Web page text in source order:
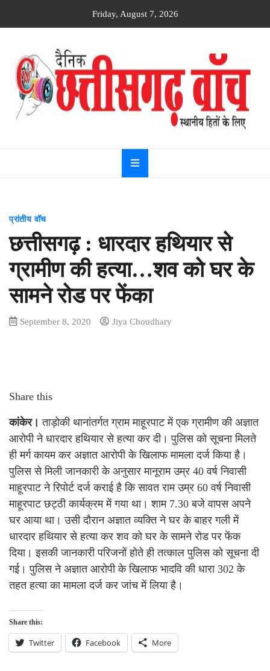
Friday, August 7, 2026
Dainik
Chhattisgarh
watch
प्रांतीय वॉच
छत्तीसगढ़ : धारदार हथियार से
ग्रामीण की हत्या…शव को घर के
सामने रोड पर फेंका
September 8, 2020 Jiya Choudhary
Share this
कांकेर। ताड़ोकी थानांतर्गत ग्राम माहूरपाट में एक ग्रामीण की अज्ञात
आरोपी ने धारदार हथियार से हत्या कर दी। पुलिस को सूचना मिलते
ही मर्ग कायम कर अज्ञात आरोपी के खिलाफ मामला दर्ज किया है।
पुलिस से मिली जानकारी के अनुसार मानूराम उम्र 40 वर्ष निवासी
माहूरपाट ने रिपोर्ट दर्ज कराई है कि सावत राम उम्र 60 वर्ष निवासी
माहूरपाट छट्ठी कार्यक्रम में गया था। शाम 7.30 बजे वापस अपने
घर आया था। उसी दौरान अज्ञात व्यक्ति ने घर के बाहर गली में
धारदार हथियार से हत्या कर शव को घर के सामने रोड पर फेंक
दिया। इसकी जानकारी परिजनों होते ही तत्काल पुलिस को सूचना दी
गई। पुलिस ने अज्ञात आरोपी के खिलाफ भादवि की धारा 302 के
तहत हत्या का मामला दर्ज कर जांच में लिया है।
Share this:
Twitter Facebook More